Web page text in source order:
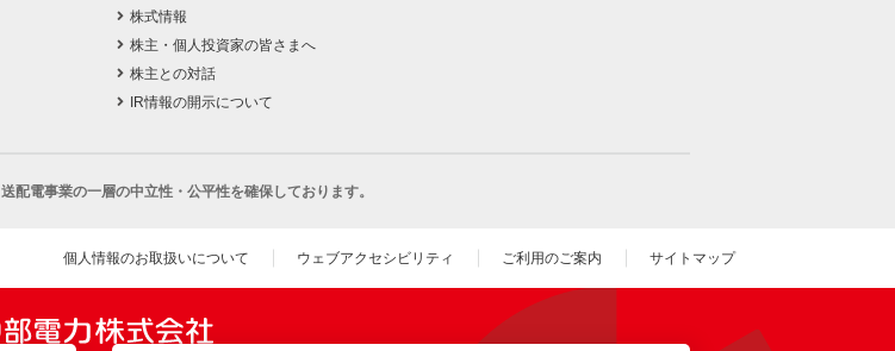
株式情報
株主・個人投資家の皆さまへ
株主との対話
IR情報の開示について
送配電事業の一層の中立性・公平性を確保しております。
個人情報のお取扱いについて ウェブアクセシビリティ ご利用のご案内 サイトマップ